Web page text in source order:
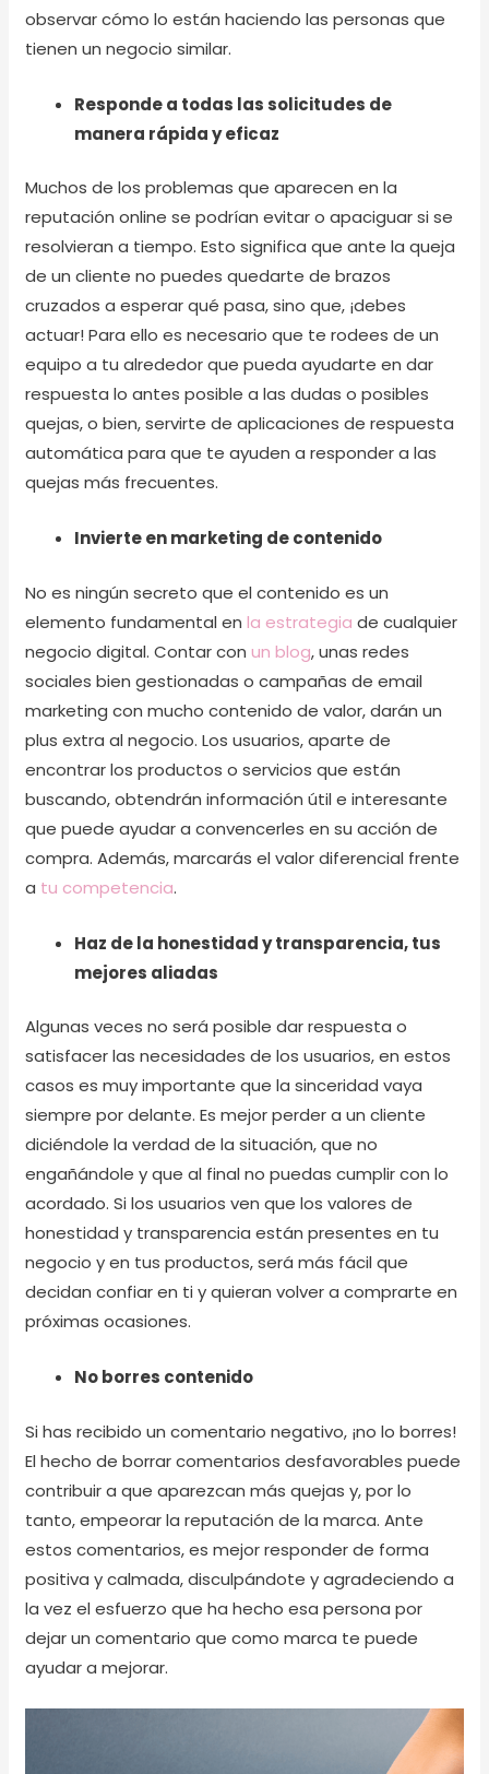
observar cómo lo están haciendo las personas que
tienen un negocio similar.
Responde a todas las solicitudes de
manera rápida y eficaz
Muchos de los problemas que aparecen en la
reputación online se podrían evitar o apaciguar si se
resolvieran a tiempo. Esto significa que ante la queja
de un cliente no puedes quedarte de brazos
cruzados a esperar qué pasa, sino que, ¡debes
actuar! Para ello es necesario que te rodees de un
equipo a tu alrededor que pueda ayudarte en dar
respuesta lo antes posible a las dudas o posibles
quejas, o bien, servirte de aplicaciones de respuesta
automática para que te ayuden a responder a las
quejas más frecuentes.
Invierte en marketing de contenido
No es ningún secreto que el contenido es un
elemento fundamental enla estrategia de cualquier
negocio digital. Contar conun blog, unas redes
sociales bien gestionadas o campañas de email
marketing con mucho contenido de valor, darán un
plus extra al negocio. Los usuarios, aparte de
encontrar los productos o servicios que están
buscando, obtendrán información útil e interesante
que puede ayudar a convencerles en su acción de
compra. Además, marcarás el valor diferencial frente
a tu competencia.
Haz de la honestidad y transparencia, tus
mejores aliadas
Algunas veces no será posible dar respuesta o
satisfacer las necesidades de los usuarios, en estos
casos es muy importante que la sinceridad vaya
siempre por delante. Es mejor perder a un cliente
diciéndole la verdad de la situación, que no
engañándole y que al final no puedas cumplir con lo
acordado. Si los usuarios ven que los valores de
honestidad y transparencia están presentes en tu
negocio y en tus productos, será más fácil que
decidan confiar en ti y quieran volver a comprarte en
próximas ocasiones.
No borres contenido
Si has recibido un comentario negativo, ¡no lo borres!
El hecho de borrar comentarios desfavorables puede
contribuir a que aparezcan más quejas y, por lo
tanto, empeorar la reputación de la marca. Ante
estos comentarios, es mejor responder de forma
positiva y calmada, disculpándote y agradeciendo a
la vez el esfuerzo que ha hecho esa persona por
dejar un comentario que como marca te puede
ayudar a mejorar.